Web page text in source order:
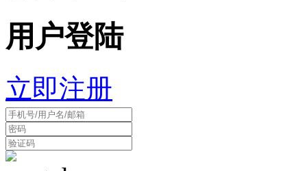
用户登陆
立即注册